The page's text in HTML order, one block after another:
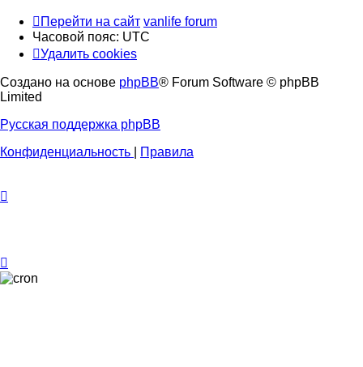
Перейти на сайт vanlife forum
Часовой пояс: UTC
Удалить cookies
Создано на основе phpBB® Forum Software © phpBB
Limited
Русская поддержка phpBB
Конфиденциальность
Правила